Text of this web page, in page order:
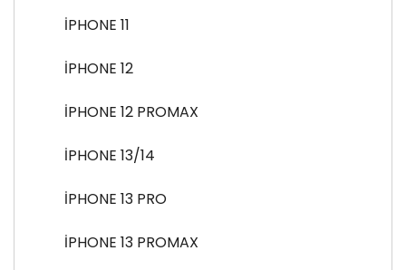
İPHONE 11
İPHONE 12
İPHONE 12 PROMAX
İPHONE 13/14
İPHONE 13 PRO
İPHONE 13 PROMAX